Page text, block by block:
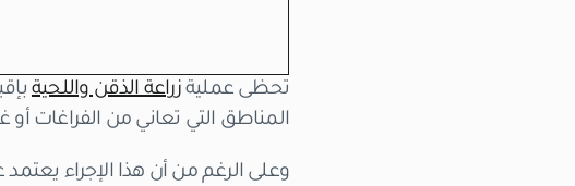
تحظى عمليةزراعة الذقن واللحية
المناطق التي تعاني من الفراغات أو
وعلى الرغم من أن هذا الإجراء